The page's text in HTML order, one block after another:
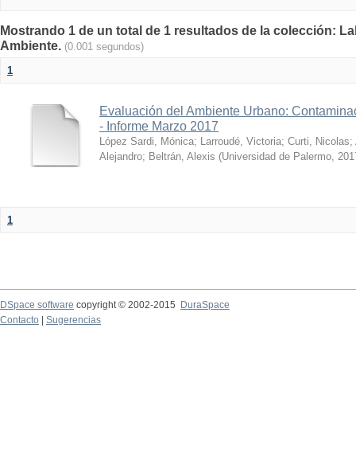
Mostrando 1 de un total de 1 resultados de la colección:
Ambiente. (0.001 segundos)
1
Evaluación del Ambiente Urbano:
- Informe Marzo 2017
López Sardi, Mónica; Larroudé, Victoria; Curti, Nicolas;
Alejandro; Beltrán, Alexis (Universidad de Palermo,
1
DSpace software copyright © 2002-2015
DuraSpace
Contacto
Sugerencias